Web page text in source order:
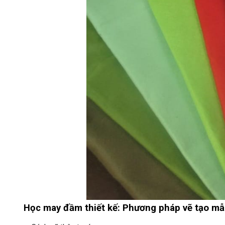
Học may đầm thiết kế: Phương pháp vẽ tạo